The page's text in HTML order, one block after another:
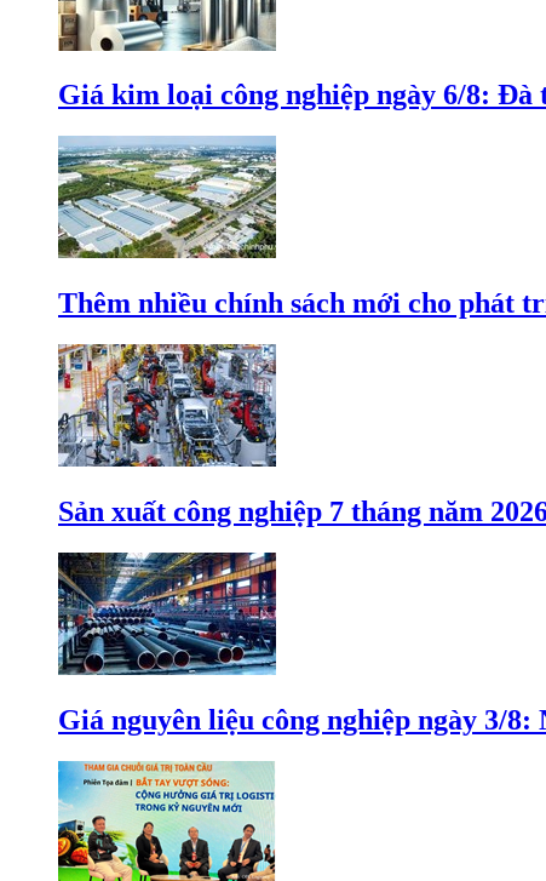
Giá kim loại công nghiệp ngày 6/8:
Thêm nhiều chính sách mới cho phát
Sản xuất công nghiệp 7 tháng năm
Giá nguyên liệu công nghiệp ngày 3/